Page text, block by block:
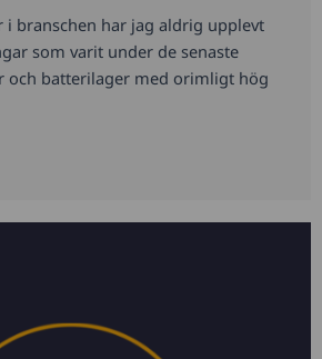
i branschen har jag aldrig upplevt
som varit under de senaste
och batterilager med orimligt hög